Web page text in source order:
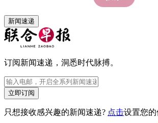
新闻速递
订阅新闻速递，洞悉时代脉搏。
立即订阅
只想接收感兴趣的新闻速递? 点击设置您的